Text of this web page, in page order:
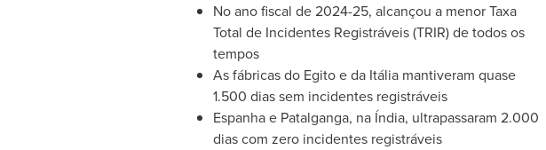
No ano fiscal de 2024-25, alcançou a menor Taxa
Total de Incidentes Registráveis (TRIR) de todos os
tempos
As fábricas do Egito e da Itália mantiveram quase
1.500 dias sem incidentes registráveis
Espanha e Patalganga, na Índia, ultrapassaram 2.000
dias com zero incidentes registráveis